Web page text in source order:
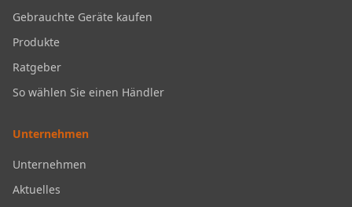
Gebrauchte Geräte kaufen
Produkte
Ratgeber
So wählen Sie einen Händler
Unternehmen
Unternehmen
Aktuelles